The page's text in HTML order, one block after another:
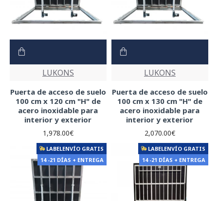
LUKONS
Puerta de acceso de suelo
100 cm x 120 cm "H" de
acero inoxidable para
interior y exterior
1,978.00€
LUKONS
Puerta de acceso de suelo
100 cm x 130 cm "H" de
acero inoxidable para
interior y exterior
2,070.00€
LABELENVÍO GRATIS
14 -21 DÍAS + ENTREGA
LABELENVÍO GRATIS
14 -21 DÍAS + ENTREGA